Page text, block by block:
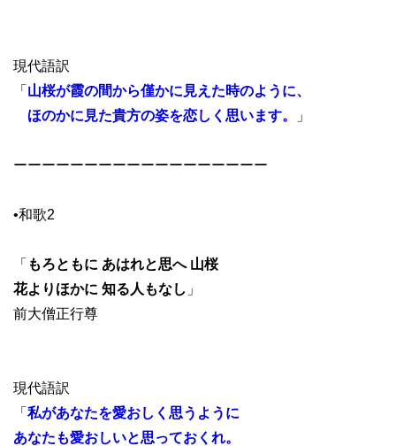
現代語訳
「 山桜が霞の間から僅かに見えた時のように、
ほのかに見た貴方の姿を恋しく思います。
」
ーーーーーーーーーーーーーーーーーー
•和歌2
「 もろともに あはれと思へ 山桜
花よりほかに 知る人もなし 」
前大僧正行尊
現代語訳
「 私があなたを愛おしく思うように
あなたも愛おしいと思っておくれ。